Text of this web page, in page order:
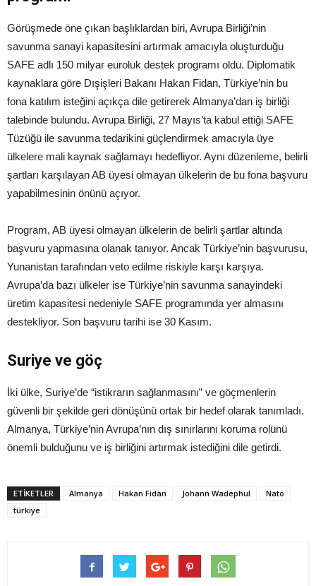
Görüşmede öne çıkan başlıklardan biri, Avrupa Birliği’nin
savunma sanayi kapasitesini artırmak amacıyla oluşturduğu
SAFE adlı 150 milyar euroluk destek programı oldu. Diplomatik
kaynaklara göre Dışişleri Bakanı Hakan Fidan, Türkiye’nin bu
fona katılım isteğini açıkça dile getirerek Almanya’dan iş birliği
talebinde bulundu. Avrupa Birliği, 27 Mayıs’ta kabul ettiği SAFE
Tüzüğü ile savunma tedarikini güçlendirmek amacıyla üye
ülkelere mali kaynak sağlamayı hedefliyor. Aynı düzenleme, belirli
şartları karşılayan AB üyesi olmayan ülkelerin de bu fona başvuru
yapabilmesinin önünü açıyor.
Program, AB üyesi olmayan ülkelerin de belirli şartlar altında
başvuru yapmasına olanak tanıyor. Ancak Türkiye’nin başvurusu,
Yunanistan tarafından veto edilme riskiyle karşı karşıya.
Avrupa’da bazı ülkeler ise Türkiye’nin savunma sanayindeki
üretim kapasitesi nedeniyle SAFE programında yer almasını
destekliyor. Son başvuru tarihi ise 30 Kasım.
Suriye ve göç
İki ülke, Suriye’de “istikrarın sağlanmasını” ve göçmenlerin
güvenli bir şekilde geri dönüşünü ortak bir hedef olarak tanımladı.
Almanya, Türkiye’nin Avrupa’nın dış sınırlarını koruma rolünü
önemli bulduğunu ve iş birliğini artırmak istediğini dile getirdi.
ETIKETLER Almanya Hakan Fidan Johann Wadephul
Nato
türkiye